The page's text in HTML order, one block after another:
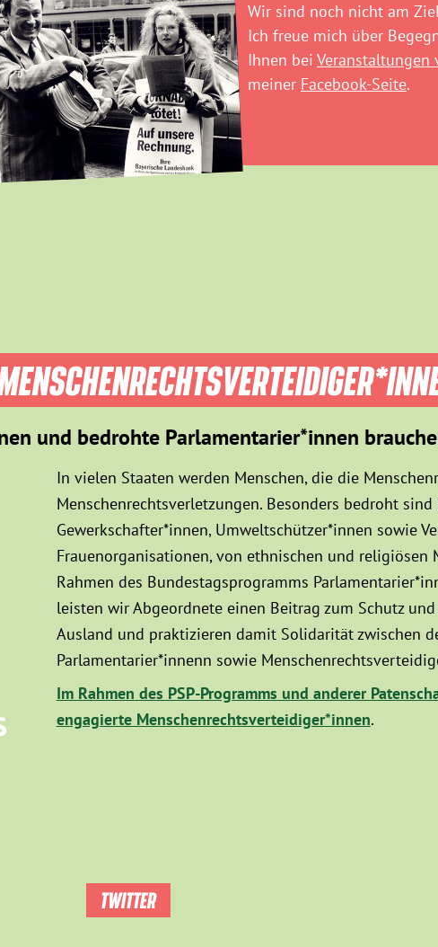
Wir sind noch nicht am
Ich freue mich über
Ihnen bei Veranstaltungen
meiner Facebook-Seite.
und bedrohte Parlamentarier*innen
In vielen Staaten werden Menschen, die die
Menschenrechtsverletzungen. Besonders bedroht
Gewerkschafter*innen, Umweltschützer*innen sowie
Frauenorganisationen, von ethnischen und
Rahmen des Bundestagsprogramms
leisten wir Abgeordnete einen Beitrag zum Schutz
Ausland und praktizieren damit Solidarität zwischen
Parlamentarier*innenn sowie
Im Rahmen des PSP-Programms und anderer
engagierte Menschenrechtsverteidiger*innen.
TWITTER